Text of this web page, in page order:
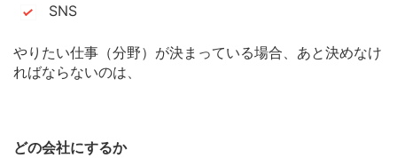
SNS
やりたい仕事（分野）が決まっている場合、あと決めなけ
ればならないのは、
どの会社にするか